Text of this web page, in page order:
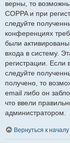
верны, то
COPPA и при
следуйте
конференциях
были
входа в систему.
регистрации.
следуйте
получено, то
email либо он
что ввели
администратором.
Вернуться к началу